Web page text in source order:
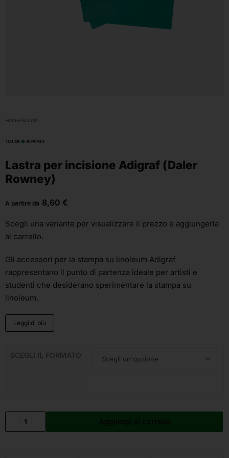
Home›Scuola
Lastra per incisione Adigraf (Daler
Rowney)
A partire da 8,60 €
Scegli una variante per visualizzare il prezzo e aggiungerla
al carrello.
Gli accessori per la stampa su linoleum Adigraf
rappresentano il punto di partenza ideale per artisti e
studenti che desiderano sperimentare la stampa su
linoleum.
Leggi di più
SCEGLI IL FORMATO